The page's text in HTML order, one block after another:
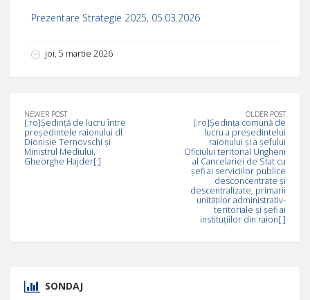
Prezentare Strategie 2025, 05.03.2026
joi, 5 martie 2026
NEWER POST
[:ro]Ședință de lucru între
președintele raionului dl
Dionisie Ternovschi și
Ministrul Mediului,
Gheorghe Hajder[:]
OLDER POST
[:ro]Ședinţa comună de
lucru a președintelui
raionului şi a şefului
Oficiului teritorial Ungheni
al Cancelariei de Stat cu
şefi ai serviciilor publice
desconcentrate și
descentralizate, primarii
unităților administrativ-
teritoriale și șefi ai
instituțiilor din raion[:]
SONDAJ